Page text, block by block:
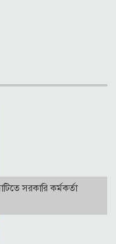
সরকারি কর্মকর্তা